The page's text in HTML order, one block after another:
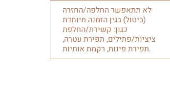
לא תתאפשר החלפה/החזרה
(ביטול) בגין הזמנה מיוחדת
כגון: קשירת/החלפת
ציציות/פתילים, תפירת עטרה,
תפירת פינות, רקמת אותיות.